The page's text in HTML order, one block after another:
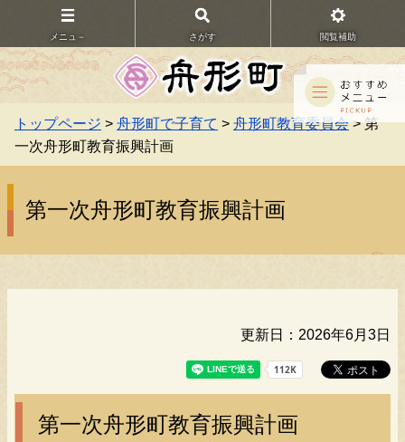
メニュ－ さがす 閲覧補助
トップページ > 舟形町で子育て > 舟形町教育委員会> 第
一次舟形町教育振興計画
第一次舟形町教育振興計画
更新日：2026年6月3日
第一次舟形町教育振興計画